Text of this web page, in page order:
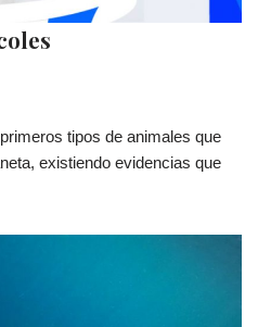
tipos de animales que
existiendo evidencias que